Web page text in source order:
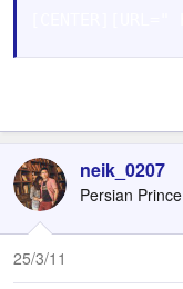
neik_0207
Persian Prince
25/3/11